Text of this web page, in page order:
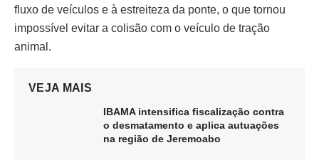
fluxo de veículos e à estreiteza da ponte, o que tornou
impossível evitar a colisão com o veículo de tração
animal.
VEJA MAIS
IBAMA intensifica fiscalização contra
o desmatamento e aplica autuações
na região de Jeremoabo